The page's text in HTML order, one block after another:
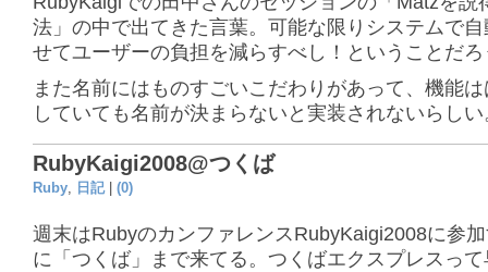
法」の中で出てきた言葉。可能な限りシステムで
せてユーザーの負担を減らすべし！ということだろ
また名前にはものすごいこだわりがあって、機能
していても名前が決まらないと実装されないらしい
RubyKaigi2008@つくば
Ruby, 日記| (0)
週末はRubyのカンファレンスRubyKaigi2008に参
に「つくば」まで来てる。つくばエクスプレスっ